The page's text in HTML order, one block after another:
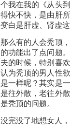
个我在我的《从头
得快不快，是由肝
变白是肝虚、肾虚
那么有的人会秃顶
的功能出了点问题
夫的时候，特别喜
认为秃顶的男人性
是一样呢？其实是
是往外散，老往外
是秃顶的问题。
没完没了地想女人